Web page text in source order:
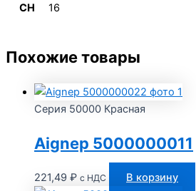
CH 16
Похожие товары
Серия 50000 Красная
Aignep 5000000011
221,49 ₽ с НДС В корзину